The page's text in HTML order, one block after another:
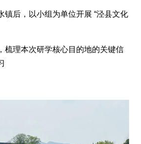
镇后，以小组为单位开展 “泾县文化
梳理本次研学核心目的地的关键信